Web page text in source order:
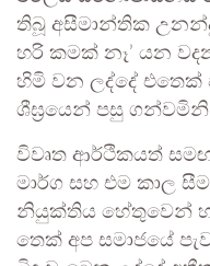
තිබූ අසීමාන්තික
හරි කමක් නෑ’ යන
හිමි වන ලද්දේ එතෙක්
ශීඝ්‍රයෙන් පසු
විවෘත ආර්ථිකයත්
මාර්ග සහ එම කාල
නියුක්තිය හේතුවෙන්
තෙක් අප සමාජයේ